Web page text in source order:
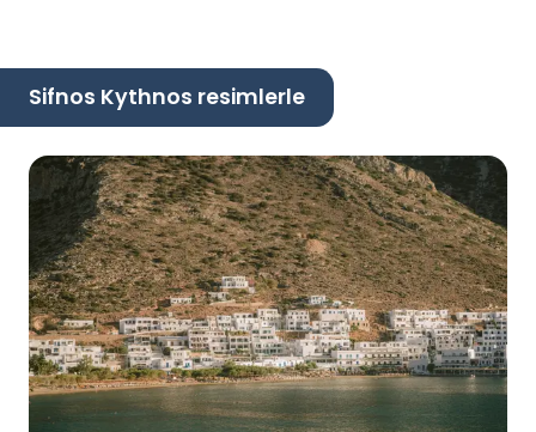
Sifnos Kythnos resimlerle